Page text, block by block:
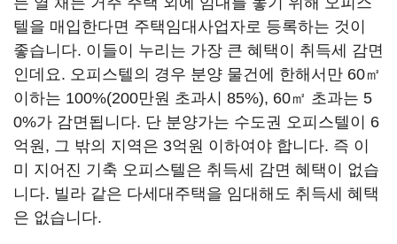
텔을 매입한다면 주택임대사업자로 등록하는 것이
좋습니다. 이들이 누리는 가장 큰 혜택이 취득세 감면
인데요. 오피스텔의 경우 분양 물건에 한해서만 60㎡
이하는 100%(200만원 초과시 85%), 60㎡ 초과는 5
0%가 감면됩니다. 단 분양가는 수도권 오피스텔이 6
억원, 그 밖의 지역은 3억원 이하여야 합니다. 즉 이
미 지어진 기축 오피스텔은 취득세 감면 혜택이 없습
니다. 빌라 같은 다세대주택을 임대해도 취득세 혜택
은 없습니다.